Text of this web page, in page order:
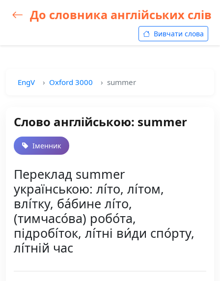
До словника англійських слів
Вивчати слова
EngV Oxford 3000 summer
Слово англійською: summer
Іменник
Переклад summer
українською: лі́то, лі́том,
влі́тку, ба́бине лі́то,
(тимчасо́ва) робо́та,
підробі́ток, лі́тні ви́ди спо́рту,
лі́тній час